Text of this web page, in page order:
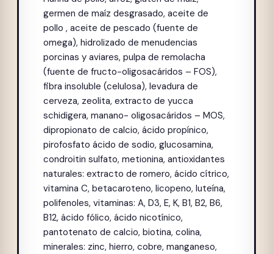
germen de maíz desgrasado, aceite de
pollo , aceite de pescado (fuente de
omega), hidrolizado de menudencias
porcinas y aviares, pulpa de remolacha
(fuente de fructo-oligosacáridos – FOS),
fibra insoluble (celulosa), levadura de
cerveza, zeolita, extracto de yucca
schidigera, manano- oligosacáridos – MOS,
dipropionato de calcio, ácido propínico,
pirofosfato ácido de sodio, glucosamina,
condroitin sulfato, metionina, antioxidantes
naturales: extracto de romero, ácido cítrico,
vitamina C, betacaroteno, licopeno, luteína,
polifenoles, vitaminas: A, D3, E, K, B1, B2, B6,
B12, ácido fólico, ácido nicotínico,
pantotenato de calcio, biotina, colina,
minerales: zinc, hierro, cobre, manganeso,